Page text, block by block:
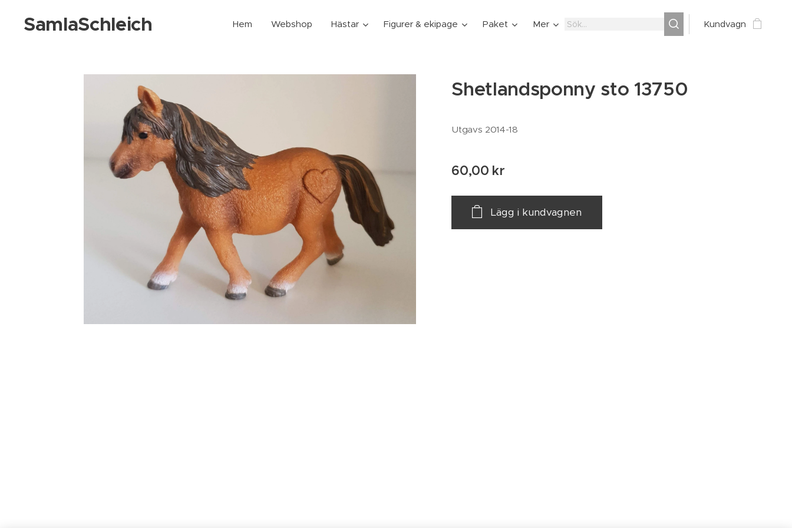
SamlaSchleich Hem Webshop Hästar Figurer & ekipage Paket Mer Kundvagn
Shetlandsponny sto 13750
Utgavs 2014-18
60,00 kr
Lägg i kundvagnen